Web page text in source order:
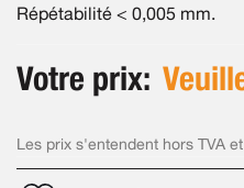
Répétabilité < 0,005 mm.
Votre prix:
Les prix s'entendent hors TVA et